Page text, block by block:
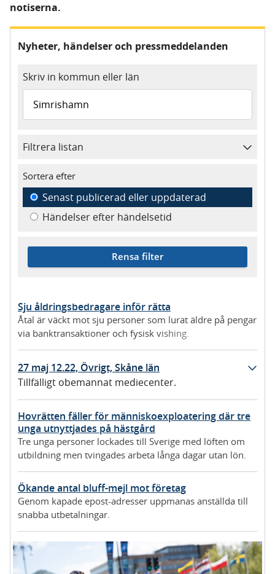
notiserna.
Nyheter, händelser och pressmeddelanden
Skriv in kommun eller län
Filtrera listan
Sortera efter
Senast publicerad eller uppdaterad
Händelser efter händelsetid
Rensa filter
Sju åldringsbedragare inför rätta
Åtal är väckt mot sju personer som lurat äldre på pengar
via banktransaktioner och fysisk vishing.
27 maj 12.22, Övrigt, Skåne län
Tillfälligt obemannat mediecenter.
Hovrätten fäller för människoexploatering där tre
unga utnyttjades på hästgård
Tre unga personer lockades till Sverige med löften om
utbildning men tvingades arbeta långa dagar utan lön.
Ökande antal bluff-mejl mot företag
Genom kapade epost-adresser uppmanas anställda till
snabba utbetalningar.